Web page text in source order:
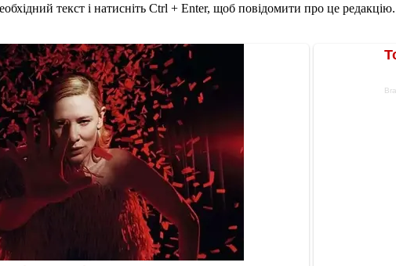
текст і натисніть Ctrl + Enter, щоб повідомити про це редакцію.